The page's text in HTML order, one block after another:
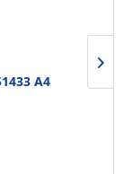
A4